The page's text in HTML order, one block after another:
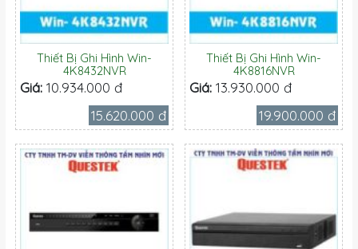
Thiết Bị Ghi Hình Win-
4K8432NVR
Giá: 10.934.000 đ
15.620.000 đ
Thiết Bị Ghi Hình Win-
4K8816NVR
Giá: 13.930.000 đ
19.900.000 đ